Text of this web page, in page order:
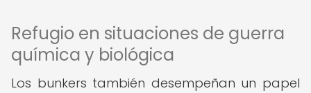
Refugio en situaciones de guerra
química y biológica
Los bunkers también desempeñan un papel